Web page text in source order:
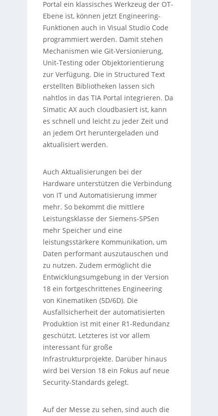
Portal ein klassisches Werkzeug der OT-
Ebene ist, können jetzt Engineering-
Funktionen auch in Visual Studio Code
programmiert werden. Damit stehen
Mechanismen wie Git-Versionierung,
Unit-Testing oder Objektorientierung
zur Verfügung. Die in Structured Text
erstellten Bibliotheken lassen sich
nahtlos in das TIA Portal integrieren. Da
Simatic AX auch cloudbasiert ist, kann
es schnell und leicht zu jeder Zeit und
an jedem Ort heruntergeladen und
aktualisiert werden.
Auch Aktualisierungen bei der
Hardware unterstützen die Verbindung
von IT und Automatisierung immer
mehr. So bekommt die mittlere
Leistungsklasse der Siemens-SPSen
mehr Speicher und eine
leistungsstärkere Kommunikation, um
Daten performant auszutauschen und
zu nutzen. Zudem ermöglicht die
Entwicklungsumgebung in der Version
18 ein fortgeschrittenes Engineering
von Kinematiken (5D/6D). Die
Ausfallsicherheit der automatisierten
Produktion ist mit einer R1-Redundanz
geschützt. Letzteres ist vor allem
interessant für große
Infrastrukturprojekte. Darüber hinaus
wird bei Version 18 ein Fokus auf neue
Security-Standards gelegt.
Auf der Messe zu sehen, sind auch die